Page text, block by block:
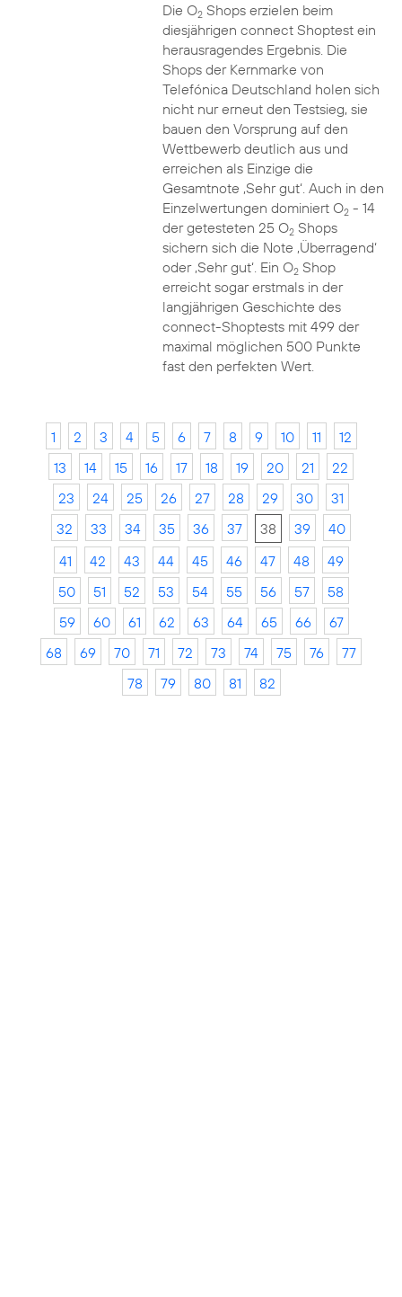
Die O2Shops erzielen beim
diesjährigen connect Shoptest ein
herausragendes Ergebnis. Die
Shops der Kernmarke von
Telefónica Deutschland holen sich
nicht nur erneut den Testsieg, sie
bauen den Vorsprung auf den
Wettbewerb deutlich aus und
erreichen als Einzige die
Gesamtnote ‚Sehr gut‘. Auch in den
Einzelwertungen dominiert O2- 14
der getesteten 25 O2Shops
sichern sich die Note ‚Überragend‘
oder ‚Sehr gut‘. Ein O2Shop
erreicht sogar erstmals in der
langjährigen Geschichte des
connect-Shoptests mit 499 der
maximal möglichen 500 Punkte
fast den perfekten Wert.
1 2 3 4 5 6 7 8 9 10 11
12
13
14 15 16 17 18 19 20 21
22
23
24 25 26 27 28 29 30
31
32
33 34 35 36 37 38 39
40
41
42 43 44 45 46 47 48
49
50
51 52 53 54 55 56 57
58
59
60 61 62 63 64 65 66
67
68
69 70 71 72 73 74 75 76
77
78
79 80 81 82